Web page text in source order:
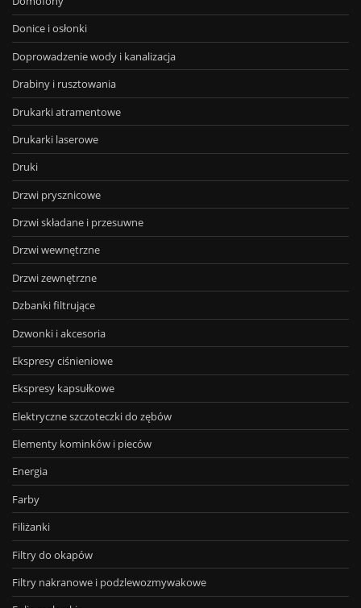
Donice i osłonki
Doprowadzenie wody i kanalizacja
Drabiny i rusztowania
Drukarki atramentowe
Drukarki laserowe
Druki
Drzwi prysznicowe
Drzwi składane i przesuwne
Drzwi wewnętrzne
Drzwi zewnętrzne
Dzbanki filtrujące
Dzwonki i akcesoria
Ekspresy ciśnieniowe
Ekspresy kapsułkowe
Elektryczne szczoteczki do zębów
Elementy kominków i pieców
Energia
Farby
Filiżanki
Filtry do okapów
Filtry nakranowe i podzlewozmywakowe